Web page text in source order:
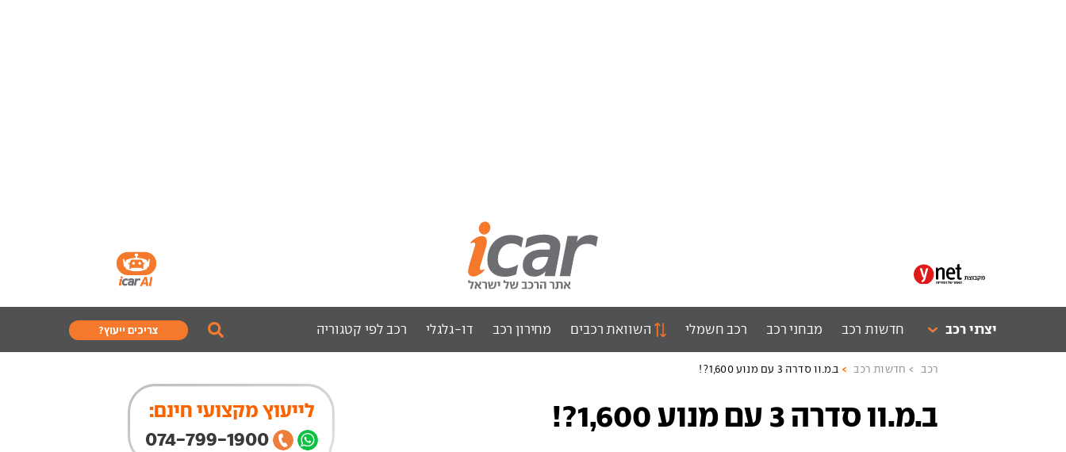
יצרני רכב חדשות רכב מבחני רכב רכב חשמלי השוואת רכבים מחירון רכב דו-גלגלי רכב לפי קטגוריה צריכים ייעוץ?
רכב חדשות רכב ב.מ.וו סדרה 3 עם מנוע 1,600?!
ב.מ.וו סדרה 3 עם מנוע 1,600?!
לייעוץ מקצועי חינם:
074-799-1900